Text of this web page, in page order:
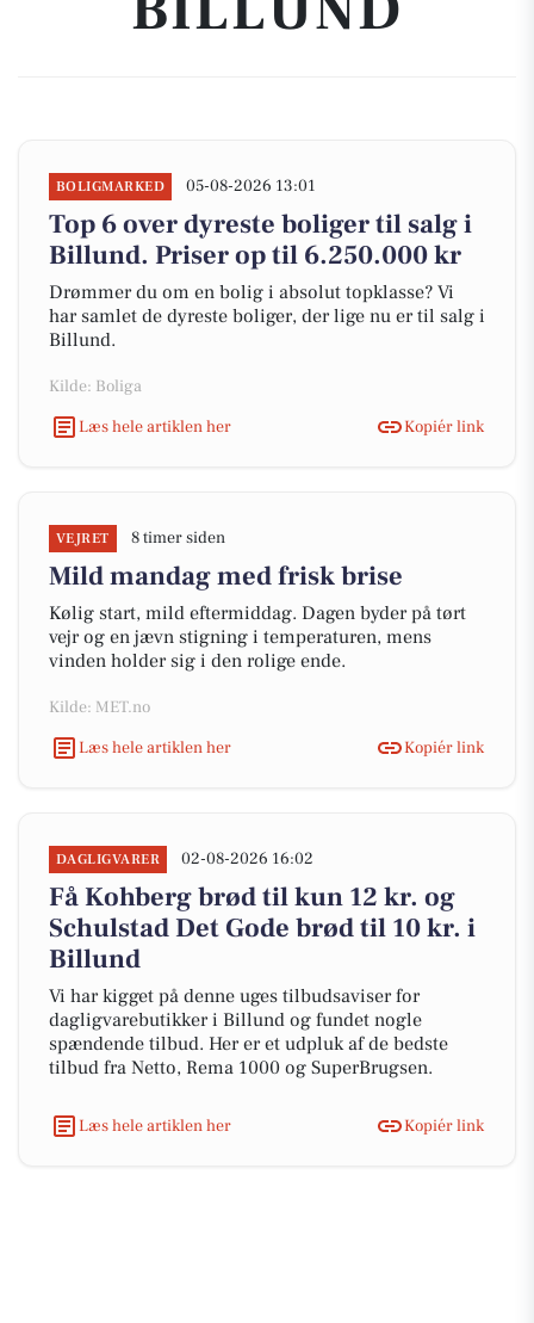
BOLIGMARKED 05-08-2026 13:01
Top 6 over dyreste boliger til salg i
Billund. Priser op til 6.250.000 kr
Drømmer du om en bolig i absolut topklasse? Vi
har samlet de dyreste boliger, der lige nu er til salg i
Billund.
Kilde: Boliga
Læs hele artiklen her
Kopiér link
VEJRET 8 timer siden
Mild mandag med frisk brise
Kølig start, mild eftermiddag. Dagen byder på tørt
vejr og en jævn stigning i temperaturen, mens
vinden holder sig i den rolige ende.
Kilde: MET.no
Læs hele artiklen her
Kopiér link
DAGLIGVARER 02-08-2026 16:02
Få Kohberg brød til kun 12 kr. og
Schulstad Det Gode brød til 10 kr. i
Billund
Vi har kigget på denne uges tilbudsaviser for
dagligvarebutikker i Billund og fundet nogle
spændende tilbud. Her er et udpluk af de bedste
tilbud fra Netto, Rema 1000 og SuperBrugsen.
Læs hele artiklen her Kopiér link